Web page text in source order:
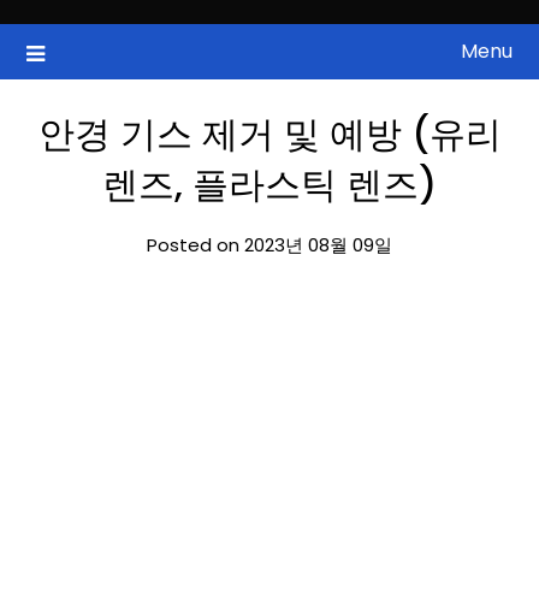
content
ZAN 주식정보
국내증시, 해외증시, 급등주, 낙폭과대, 골든크로스, 상한가, 하한가 등
의 주식 정보.
Menu
안경 기스 제거 및 예방 (유리
렌즈, 플라스틱 렌즈)
Posted on 2023년 08월 09일